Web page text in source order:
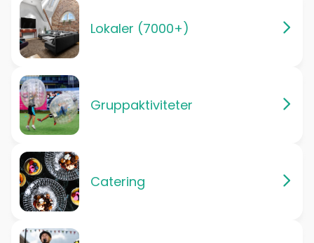
Lokaler (7000+)
Gruppaktiviteter
Catering